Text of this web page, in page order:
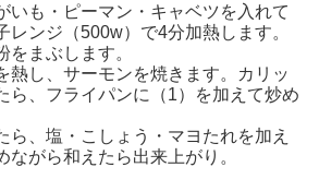
いも・ピーマン・キャベツを入れて
レンジ（500w）で4分加熱します。
をまぶします。
熱し、サーモンを焼きます。カリッ
ら、フライパンに（1）を加えて炒め
ら、塩・こしょう・マヨたれを加え
ながら和えたら出来上がり。